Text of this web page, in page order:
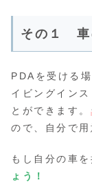
その１ 車
PDAを受ける
イビングイン
とができます。
ので、自分で
もし自分の車
ょう！